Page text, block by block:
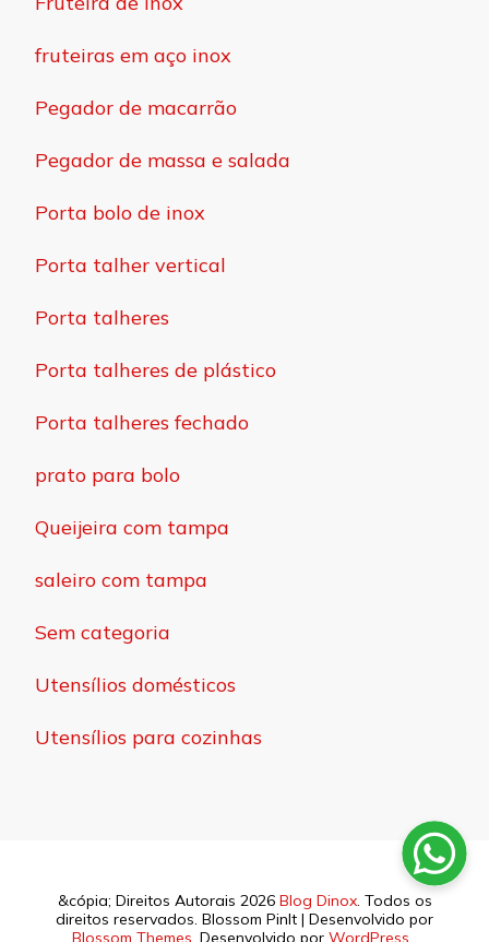
fruteiras em aço inox
Pegador de macarrão
Pegador de massa e salada
Porta bolo de inox
Porta talher vertical
Porta talheres
Porta talheres de plástico
Porta talheres fechado
prato para bolo
Queijeira com tampa
saleiro com tampa
Sem categoria
Utensílios domésticos
Utensílios para cozinhas
&cópia; Direitos Autorais 2026 Blog Dinox. Todos os
direitos reservados. Blossom PinIt | Desenvolvido por
Blossom Themes . Desenvolvido por WordPress